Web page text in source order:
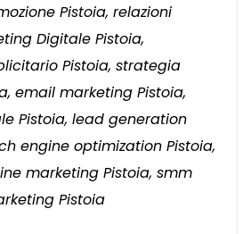
Pistoia, relazioni
Digitale Pistoia,
Pistoia, strategia
email marketing Pistoia,
Pistoia, lead generation
engine optimization Pistoia,
marketing Pistoia, smm
Pistoia